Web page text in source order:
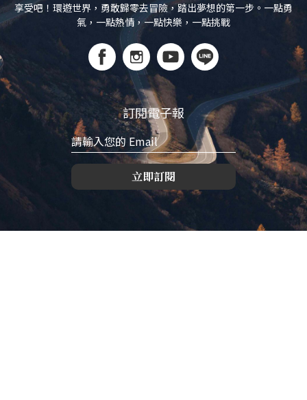
享受吧！環遊世界，勇敢歸零去冒險，踏出夢想的第一步。一點勇
氣，一點熱情，一點快樂，一點挑戰
訂閱電子報
立即訂閱